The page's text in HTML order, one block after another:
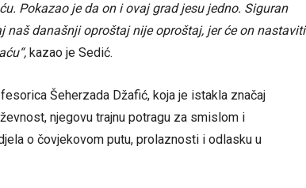
Pokazao je da on i ovaj grad jesu jedno. Siguran
naš današnji oproštaj nije oproštaj, jer će on nastaviti
“, kazao je Sedić.
Šeherzada Džafić, koja je istakla značaj
njegovu trajnu potragu za smislom i
o čovjekovom putu, prolaznosti i odlasku u